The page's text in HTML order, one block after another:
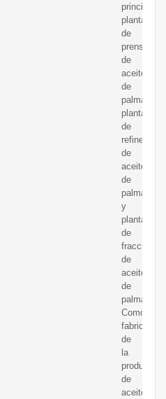
planta
de
prensado
de
aceite
de
palma,
planta
de
refinería
de
aceite
de
palma
y
planta
de
de
aceite
de
palma.
Como
fabricante
de
la
producción
de
aceite